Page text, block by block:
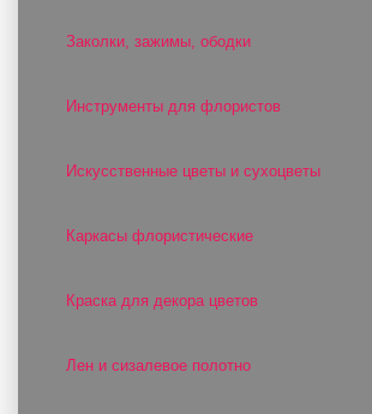
Заколки, зажимы, ободки
Инструменты для флористов
Искусственные цветы и сухоцветы
Каркасы флористические
Краска для декора цветов
Лен и сизалевое полотно